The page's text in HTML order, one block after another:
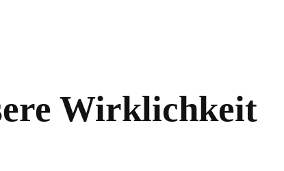
Wirklichkeit